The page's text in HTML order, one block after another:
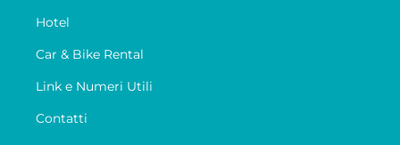
Hotel
Car & Bike Rental
Link e Numeri Utili
Contatti